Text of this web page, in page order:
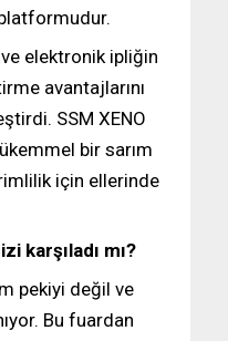
ve elektronik ipliğin
avantajlarını
SSM XENO
bir sarım
için ellerinde
karşıladı mı?
pekiyi değil ve
Bu fuardan